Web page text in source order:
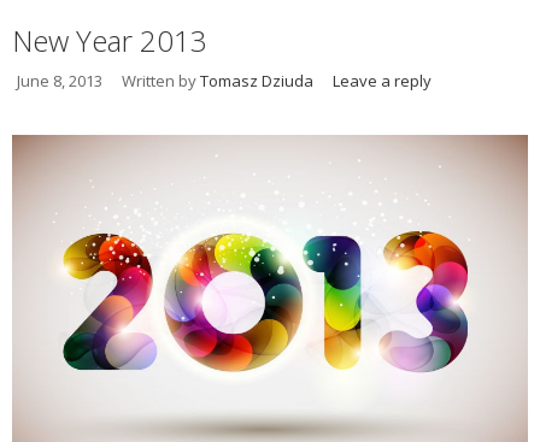
New Year 2013
June 8, 2013 Written byTomasz Dziuda Leave a reply